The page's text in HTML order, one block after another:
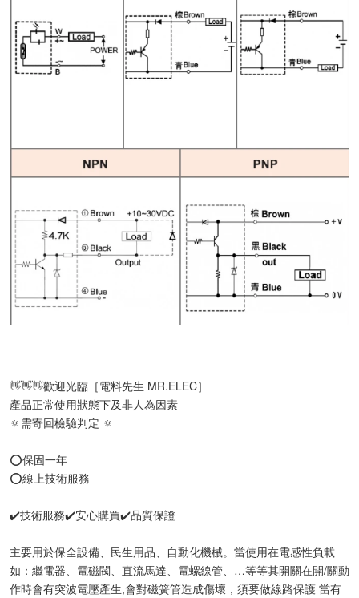
👋👋👋歡迎光臨［電料先生 MR.ELEC］
產品正常使用狀態下及非人為因素
🔅需寄回檢驗判定 🔅
⭕️保固一年
⭕️線上技術服務
✔️技術服務✔️安心購買✔️品質保證
主要用於保全設備、民生用品、自動化機械。當使用在電感性負載
如：繼電器、電磁閥、直流馬達、電螺線管、…等等其開關在開/關動
作時會有突波電壓產生,會對磁簧管造成傷壞，須要做線路保護 當有